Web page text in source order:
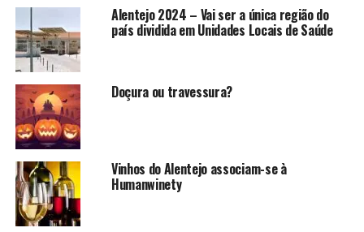
Alentejo 2024 – Vai ser a única região do
país dividida em Unidades Locais de Saúde
Doçura ou travessura?
Vinhos do Alentejo associam-se à
Humanwinety